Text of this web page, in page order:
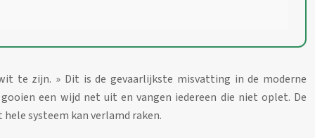
te zijn. » Dit is de gevaarlijkste misvatting in de moderne
een wijd net uit en vangen iedereen die niet oplet. De
systeem kan verlamd raken.